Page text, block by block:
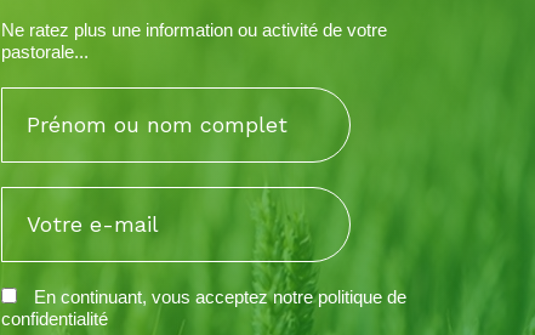
Ne ratez plus une information ou activité de votre
pastorale...
En continuant, vous acceptez notrepolitique de
confidentialité